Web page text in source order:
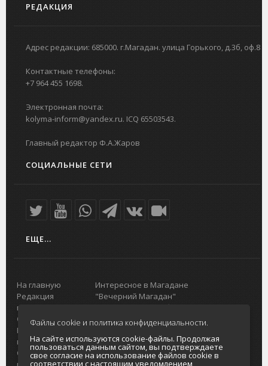
РЕДАКЦИЯ
Адрес редакции: 685000. г.Магадан. улица Горького, д.3б, оф.8
Контактные телефоны:
+7 964 455 1698.
Электронная почта:
kolyma-inform@yandex.ru. ICQ 65503543.
Главный редактор Ф.А.Жаров
СОЦИАЛЬНЫЕ СЕТИ
ЕЩЕ...
На главную
Редакция
портала
О проекте
Реклама на
портале
Отзывы и
Интересное в Магадане
"Вечерний Магадан"
Городская доска объявлений
Реклама
Главный туристический портал
Колымы
Политика в отношении обработки
Файлы cookie и политика конфиденциальности.
На сайте используются cookie-файлы. Продолжая
пользоваться данным сайтом, вы подтверждаете
свое согласие на использование файлов cookie в
соответствии с настоящим уведомлением,